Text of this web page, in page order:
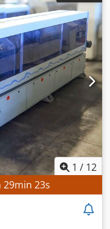
1 / 12
29min 21s